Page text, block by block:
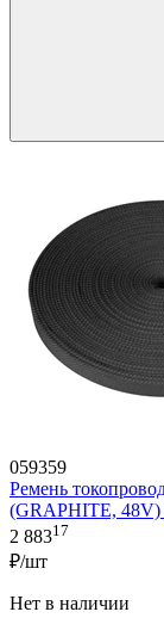
059359
Ремень
(GRAPHITE,
2 88317
₽/шт
Нет в наличии